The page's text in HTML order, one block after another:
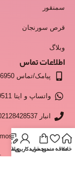
سمنقور
قرص سورنجان
وبلاگ
اطلاعات تماس
پیامک/تماس 09981786950
واتساپ و ایتا 09307959511
انبار 02128428537
ساعت
خانهعلاقه مندیسبد خرید
حساب کاربری من
وبلاگ